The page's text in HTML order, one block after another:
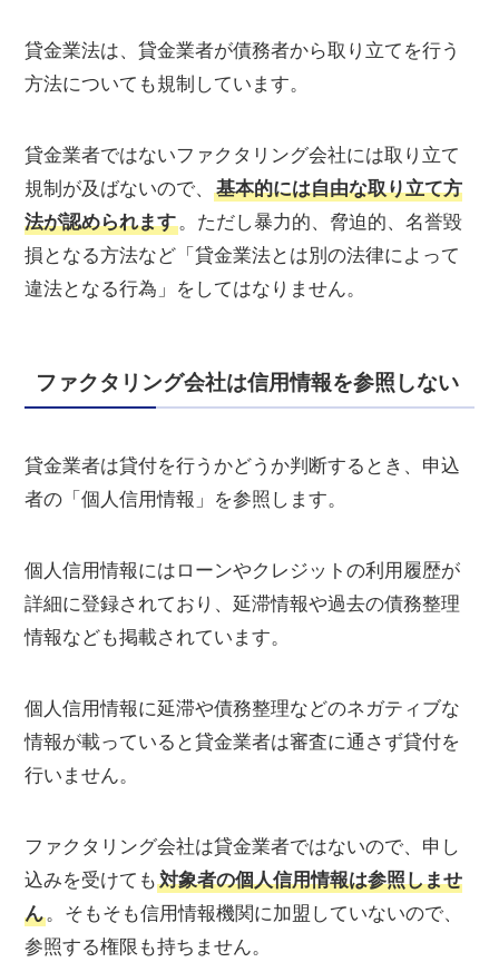
貸金業法は、貸金業者が債務者から取り立てを行う
方法についても規制しています。
貸金業者ではないファクタリング会社には取り立て
規制が及ばないので、基本的には自由な取り立て方
法が認められます。ただし暴力的、脅迫的、名誉毀
損となる方法など「貸金業法とは別の法律によって
違法となる行為」をしてはなりません。
ファクタリング会社は信用情報を参照しない
貸金業者は貸付を行うかどうか判断するとき、申込
者の「個人信用情報」を参照します。
個人信用情報にはローンやクレジットの利用履歴が
詳細に登録されており、延滞情報や過去の債務整理
情報なども掲載されています。
個人信用情報に延滞や債務整理などのネガティブな
情報が載っていると貸金業者は審査に通さず貸付を
行いません。
ファクタリング会社は貸金業者ではないので、申し
込みを受けても対象者の個人信用情報は参照しませ
ん。そもそも信用情報機関に加盟していないので、
参照する権限も持ちません。